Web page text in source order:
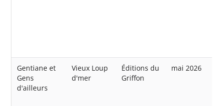
Gentiane et
Gens
d'ailleurs
Vieux Loup
d'mer
Éditions du
Griffon
mai 2026